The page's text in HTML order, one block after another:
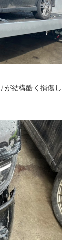
が結構酷く損傷し